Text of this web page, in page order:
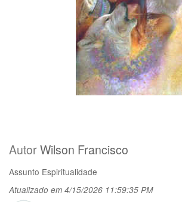
AutorWilson Francisco
Assunto Espiritualidade
Atualizado em 4/15/2026 11:59:35 PM